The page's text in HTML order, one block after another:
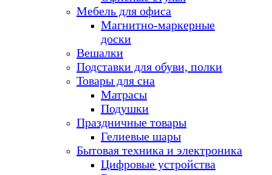
Мебель для офиса
Магнитно-маркерные
доски
Вешалки
Подставки для обуви, полки
Товары для сна
Матрасы
Подушки
Праздничные товары
Гелиевые шары
Бытовая техника и электроника
Цифровые устройства